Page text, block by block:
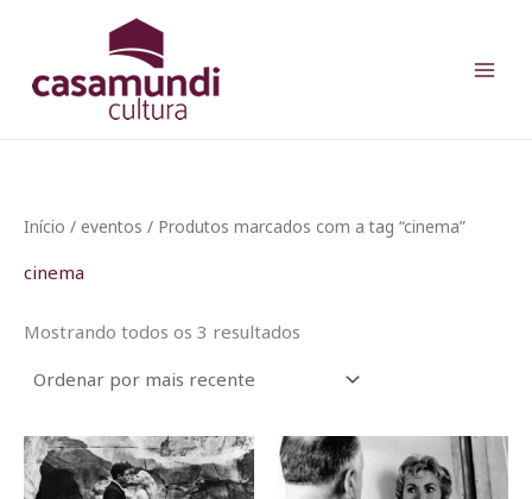
conteúdo
Início / eventos / Produtos marcados com a tag “cinema”
cinema
Mostrando todos os 3 resultados